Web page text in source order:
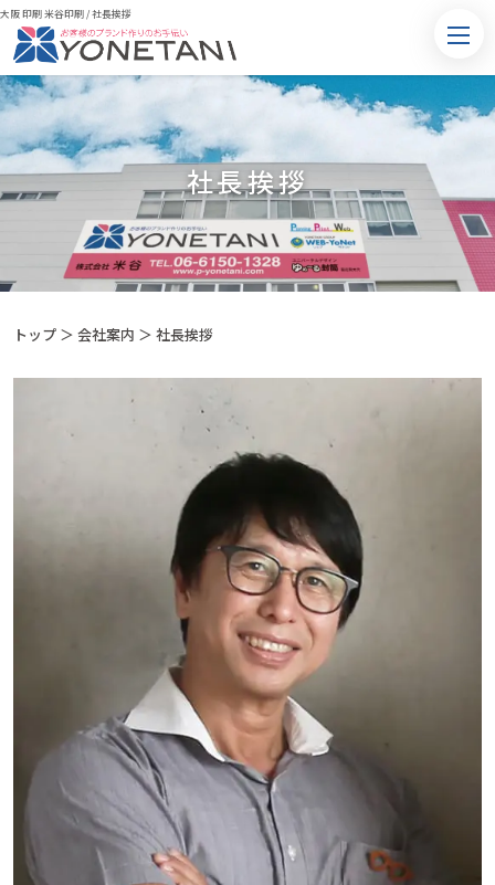
大阪 印刷 米谷印刷/社長挨拶
社長挨拶
トップ ＞ 会社案内 ＞ 社長挨拶